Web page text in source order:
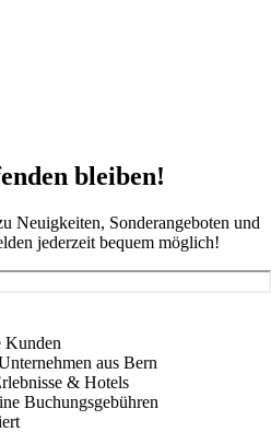
bleiben!
Neuigkeiten, Sonderangeboten und
jederzeit bequem möglich!
Kunden
aus Bern
& Hotels
Buchungsgebühren